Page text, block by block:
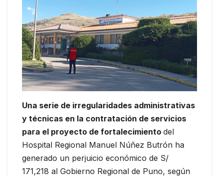
Una serie de irregularidades administrativas
y técnicas en la contratación de servicios
para el proyecto de fortalecimiento del
Hospital Regional Manuel Núñez Butrón ha
generado un perjuicio económico de S/
171,218 al Gobierno Regional de Puno, según